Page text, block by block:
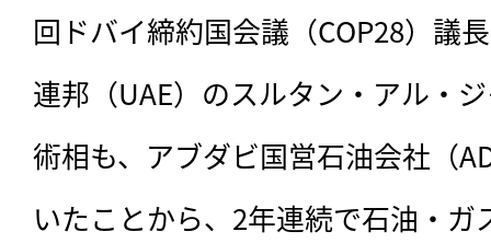
回ドバイ締約国会議（COP28）議
連邦（UAE）のスルタン・アル・
術相も、アブダビ国営石油会社（
いたことから、2年連続で石油・